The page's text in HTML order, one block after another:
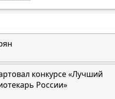
конкурсе «Лучший
России»